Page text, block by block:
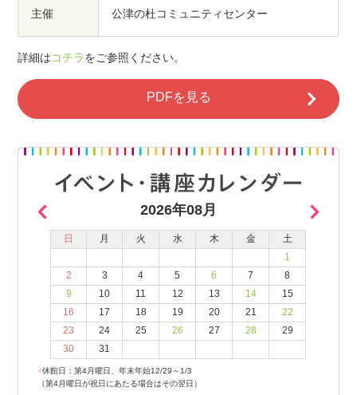
主催 公津の杜コミュニティセンター
詳細はコチラをご参照ください。
PDFを見る
2026年08月
日 月 火 水 木 金
土
1
2
3 4 5 6 7
8
9
10 11 12 13 14
15
16
17 18 19 20 21
22
23
24 25 26 27 28
29
30
31
●休館日：第4月曜日、年末年始12/29～1/3
（第4月曜日が祝日にあたる場合はその翌日）